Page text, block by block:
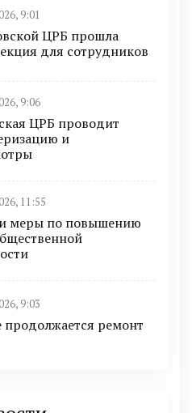
9:01
ЦРБ прошла
для сотрудников
9:06
ЦРБ проводит
и
11:55
меры по повышению
9:03
продолжается ремонт